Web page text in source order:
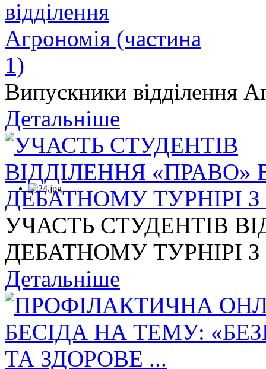
Випускники відділення
Детальніше
УЧАСТЬ СТУДЕНТІВ
ДЕБАТНОМУ ТУРНІРІ З
Детальніше